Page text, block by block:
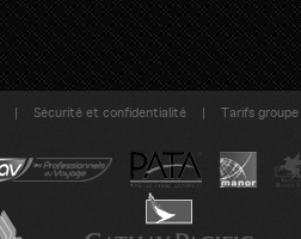
| Sécurité et confidentialité | Tarifs groupe